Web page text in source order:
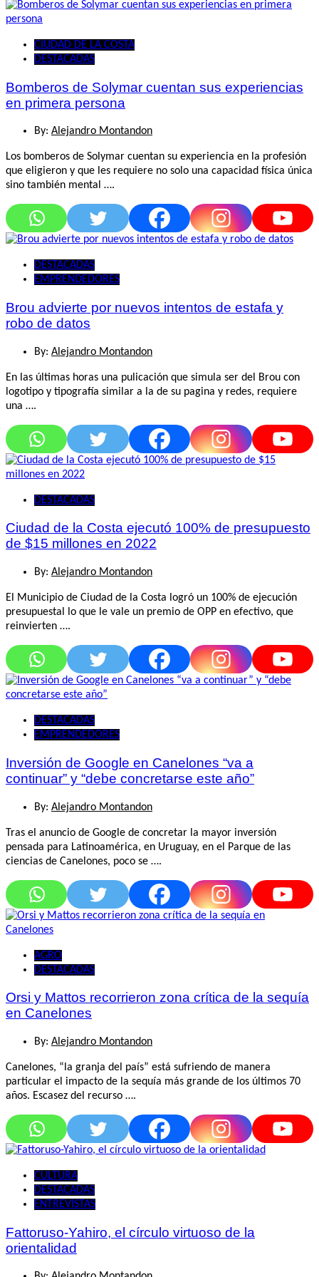
CIUDAD DE LA COSTA
DESTACADAS
Bomberos de Solymar cuentan sus experiencias
en primera persona
By: Alejandro Montandon
Los bomberos de Solymar cuentan su experiencia en la profesión
que eligieron y que les requiere no solo una capacidad física única
sino también mental ….
DESTACADAS
EMPRENDEDORES
Brou advierte por nuevos intentos de estafa y
robo de datos
By: Alejandro Montandon
En las últimas horas una pulicación que simula ser del Brou con
logotipo y tipografía similar a la de su pagina y redes, requiere
una ….
DESTACADAS
Ciudad de la Costa ejecutó 100% de presupuesto
de $15 millones en 2022
By: Alejandro Montandon
El Municipio de Ciudad de la Costa logró un 100% de ejecución
presupuestal lo que le vale un premio de OPP en efectivo, que
reinvierten ….
DESTACADAS
EMPRENDEDORES
Inversión de Google en Canelones “va a
continuar” y “debe concretarse este año”
By: Alejandro Montandon
Tras el anuncio de Google de concretar la mayor inversión
pensada para Latinoamérica, en Uruguay, en el Parque de las
ciencias de Canelones, poco se ….
AGRO
DESTACADAS
Orsi y Mattos recorrieron zona crítica de la sequía
en Canelones
By: Alejandro Montandon
Canelones, “la granja del país” está sufriendo de manera
particular el impacto de la sequía más grande de los últimos 70
años. Escasez del recurso ….
CULTURA
DESTACADAS
ENTREVISTAS
Fattoruso-Yahiro, el círculo virtuoso de la
orientalidad